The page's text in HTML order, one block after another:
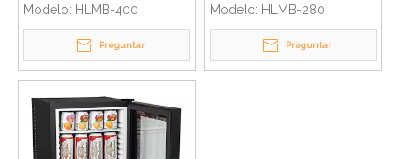
Modelo: HLMB-400
Preguntar
de 28 litros
Modelo: HLMB-280
Preguntar